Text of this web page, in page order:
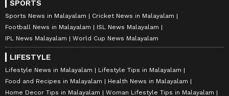
SPORTS
Sports News in Malayalam
Cricket News in Malayalam
Football News in Malayalam
ISL News Malayalam
IPL News Malayalam
World Cup News Malayalam
LIFESTYLE
Lifestyle News in Malayalam
Lifestyle Tips in Malayalam
Food and Recipes in Malayalam
Health News in Malayalam
Home Decor Tips in Malayalam
Woman Lifestyle Tips in Malayalam